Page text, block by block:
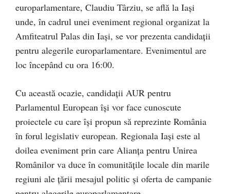
europarlamentare, Claudiu Târziu, se află la Iași
unde, în cadrul unei eveniment regional organizat la
Amfiteatrul Palas din Iași, se vor prezenta candidații
pentru alegerile europarlamentare. Evenimentul are
loc începând cu ora 16:00.
Cu această ocazie, candidații AUR pentru
Parlamentul European își vor face cunoscute
proiectele cu care își propun să reprezinte România
în forul legislativ european. Regionala Iași este al
doilea eveniment prin care Alianța pentru Unirea
Românilor va duce în comunitățile locale din marile
regiuni ale țării mesajul politic și oferta de campanie